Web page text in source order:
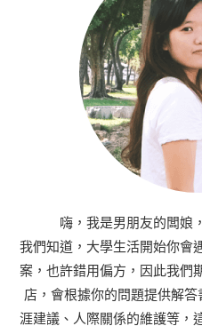
嗨，我是男朋友的闆娘
我們知道，大學生活開始你會
案，也許錯用偏方，因此我們
店，會根據你的問題提供解
涯建議、人際關係的維護等，